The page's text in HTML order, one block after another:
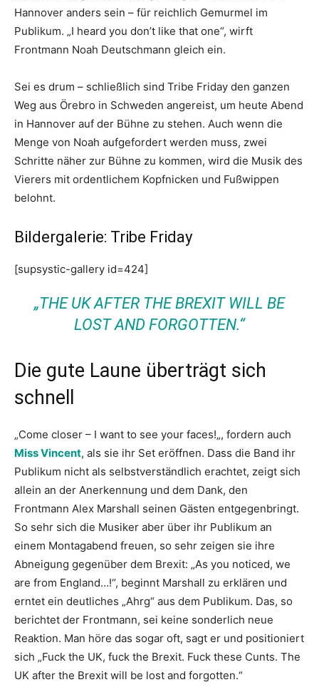
Hannover anders sein – für reichlich Gemurmel im
Publikum. „I heard you don’t like that one“, wirft
Frontmann Noah Deutschmann gleich ein.
Sei es drum – schließlich sind Tribe Friday den ganzen
Weg aus Örebro in Schweden angereist, um heute Abend
in Hannover auf der Bühne zu stehen. Auch wenn die
Menge von Noah aufgefordert werden muss, zwei
Schritte näher zur Bühne zu kommen, wird die Musik des
Vierers mit ordentlichem Kopfnicken und Fußwippen
belohnt.
Bildergalerie: Tribe Friday
[supsystic-gallery id=424]
„THE UK AFTER THE BREXIT WILL BE
LOST AND FORGOTTEN.“
Die gute Laune überträgt sich
schnell
„Come closer – I want to see your faces!„, fordern auch
Miss Vincent, als sie ihr Set eröffnen. Dass die Band ihr
Publikum nicht als selbstverständlich erachtet, zeigt sich
allein an der Anerkennung und dem Dank, den
Frontmann Alex Marshall seinen Gästen entgegenbringt.
So sehr sich die Musiker aber über ihr Publikum an
einem Montagabend freuen, so sehr zeigen sie ihre
Abneigung gegenüber dem Brexit: „As you noticed, we
are from England…!“, beginnt Marshall zu erklären und
erntet ein deutliches „Ahrg“ aus dem Publikum. Das, so
berichtet der Frontmann, sei keine sonderlich neue
Reaktion. Man höre das sogar oft, sagt er und positioniert
sich „Fuck the UK, fuck the Brexit. Fuck these Cunts. The
UK after the Brexit will be lost and forgotten.“